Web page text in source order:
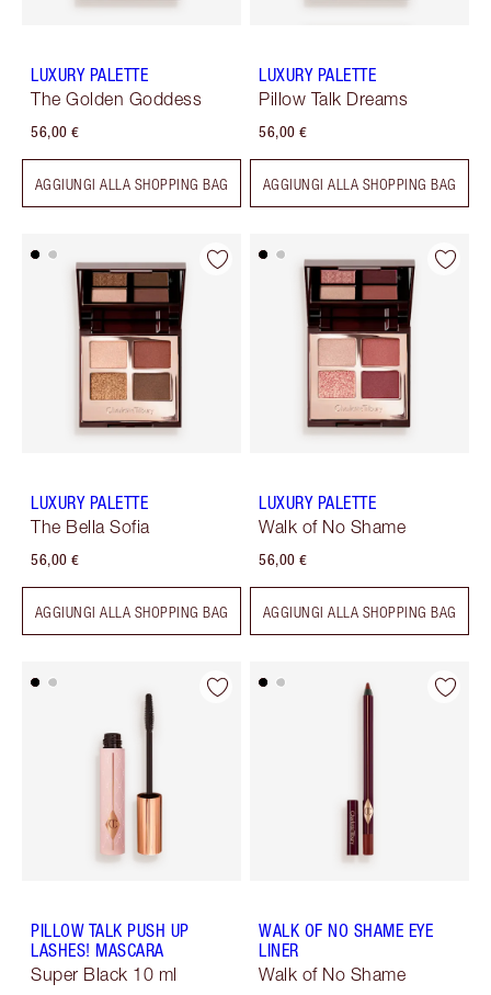
LUXURY PALETTE
The Golden Goddess
56,00 €
AGGIUNGI ALLA SHOPPING BAG
LUXURY PALETTE
Pillow Talk Dreams
56,00 €
AGGIUNGI ALLA SHOPPING BAG
LUXURY PALETTE
The Bella Sofia
56,00 €
AGGIUNGI ALLA SHOPPING BAG
LUXURY PALETTE
Walk of No Shame
56,00 €
AGGIUNGI ALLA SHOPPING BAG
PILLOW TALK PUSH UP
LASHES! MASCARA
Super Black 10 ml
WALK OF NO SHAME EYE
LINER
Walk of No Shame